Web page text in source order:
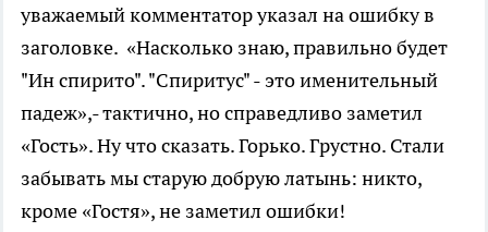
уважаемый комментатор указал на ошибку в
заголовке. «Насколько знаю, правильно будет
"Ин спирито". "Спиритус" - это именительный
падеж»,- тактично, но справедливо заметил
«Гость». Ну что сказать. Горько. Грустно. Стали
забывать мы старую добрую латынь: никто,
кроме «Гостя», не заметил ошибки!